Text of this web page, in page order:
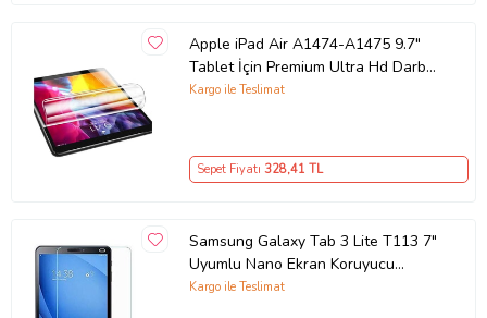
Apple iPad Air A1474-A1475 9.7"
Tablet İçin Premium Ultra Hd Darbe
Emici 9h Nano Ekran Koruyucu
Kargo ile Teslimat
Sepet Fiyatı 328,41 TL
Samsung Galaxy Tab 3 Lite T113 7"
Uyumlu Nano Ekran Koruyucu
(Şeffaf)
Kargo ile Teslimat